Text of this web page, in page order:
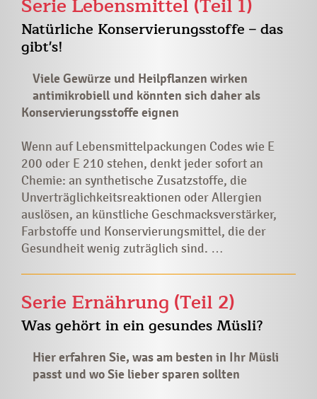
Natürliche Konservierungsstoffe – das
gibt's!
Viele Gewürze und Heilpflanzen wirken
antimikrobiell und könnten sich daher als
Konservierungsstoffe eignen
Wenn auf Lebensmittelpackungen Codes wie E
200 oder E 210 stehen, denkt jeder sofort an
Chemie: an synthetische Zusatzstoffe, die
Unverträglichkeitsreaktionen oderAllergien
auslösen, an künstliche Geschmacksverstärker,
Farbstoffe und Konservierungsmittel, die der
Gesundheit wenig zuträglich sind. …
Serie Ernährung (Teil 2)
Was gehört in ein gesundes Müsli?
Hier erfahren Sie, was am besten in Ihr Müsli
passt und wo Sie lieber sparen sollten